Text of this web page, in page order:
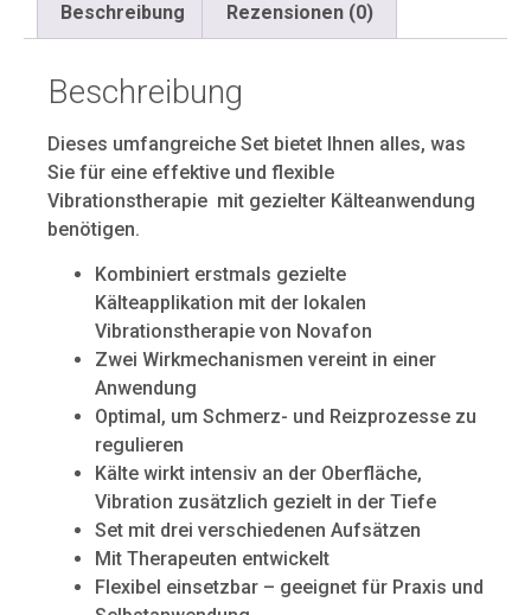
Beschreibung Rezensionen (0)
Beschreibung
Dieses umfangreiche Set bietet Ihnen alles, was
Sie für eine effektive und flexible
Vibrationstherapie mit gezielter Kälteanwendung
benötigen.
Kombiniert erstmals gezielte
Kälteapplikation mit der lokalen
Vibrationstherapie von Novafon
Zwei Wirkmechanismen vereint in einer
Anwendung
Optimal, um Schmerz- und Reizprozesse zu
regulieren
Kälte wirkt intensiv an der Oberfläche,
Vibration zusätzlich gezielt in der Tiefe
Set mit drei verschiedenen Aufsätzen
Mit Therapeuten entwickelt
Flexibel einsetzbar – geeignet für Praxis und